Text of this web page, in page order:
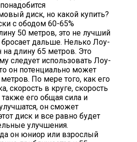
диск, но какой купить?
с ободом 60-65%
50 метров, это не лучший
дальше. Нелько Лоу-
на длину 65 метров. Это
следует использовать Лоу-
он потенциально может
По мере того, как его
скорость в круге, скорость
его общая сила и
он сможет
диск и все равно будет
улучшения.
он юниор или взрослый